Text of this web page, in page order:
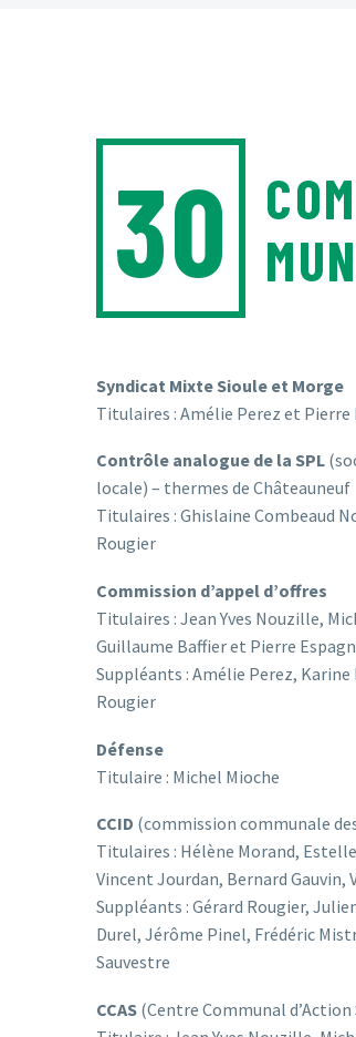
30
Syndicat Mixte Sioule et Morge
Titulaires : Amélie Perez et Pierre
Contrôle analogue de la SPL
locale) – thermes de Châteauneuf
Titulaires : Ghislaine Combeaud
Rougier
Commission d’appel d’offres
Titulaires : Jean Yves Nouzille,
Guillaume Baffier et Pierre
Suppléants : Amélie Perez,
Rougier
Défense
Titulaire : Michel Mioche
CCID (commission communale
Titulaires : Hélène Morand,
Vincent Jourdan, Bernard Gauvin,
Suppléants : Gérard Rougier,
Durel, Jérôme Pinel, Frédéric
Sauvestre
CCAS (Centre Communal d’Action